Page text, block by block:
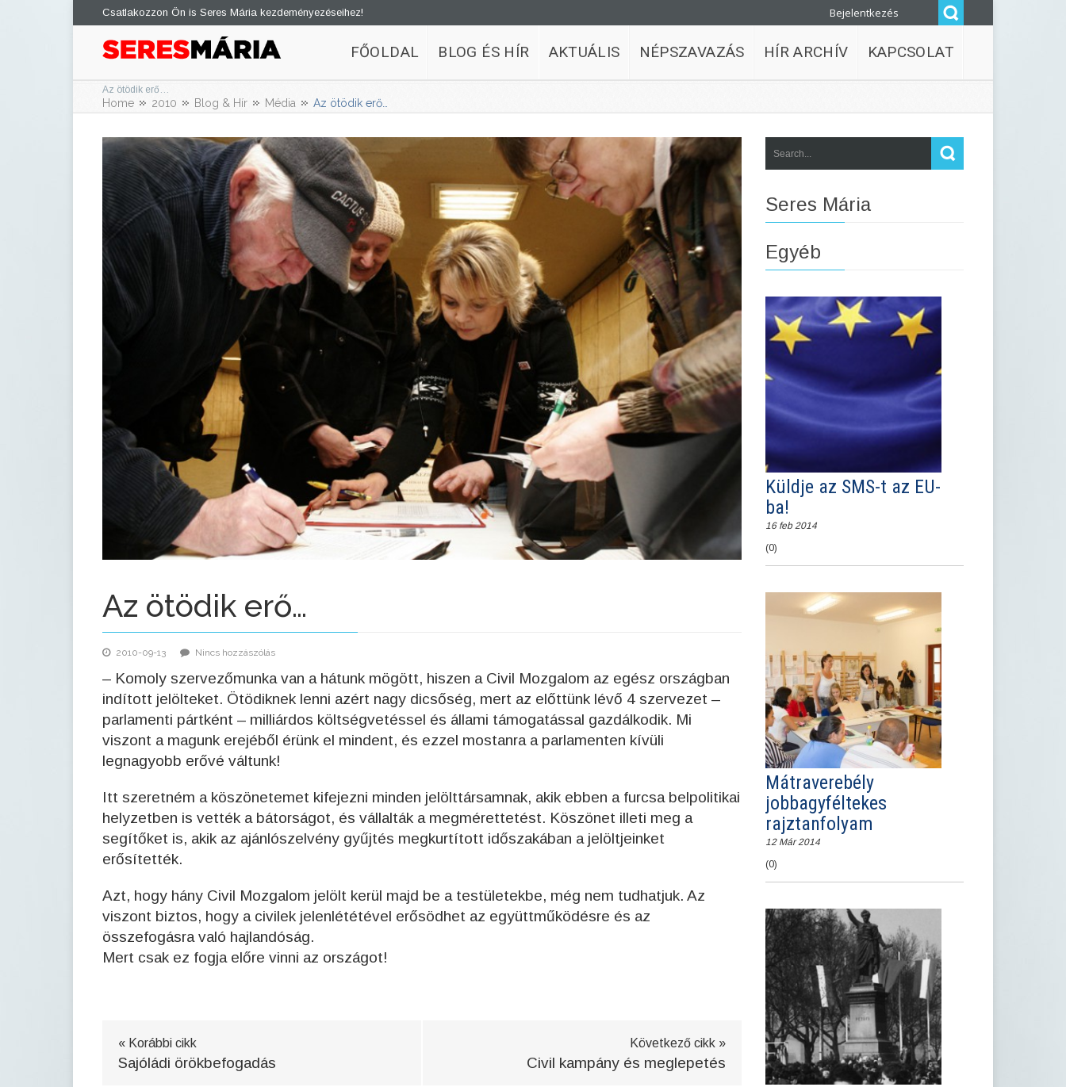
Csatlakozzon Ön is Seres Mária kezdeményezéseihez! Bejelentkezés
FŐOLDAL BLOG ÉS HÍR AKTUÁLIS NÉPSZAVAZÁS HÍR ARCHÍV KAPCSOLAT
Az ötödik erő…
Home 2010 Blog & Hír Média Az ötödik erő…
Az ötödik erő…
2010-09-13 Nincs hozzászólás
– Komoly szervezőmunka van a hátunk mögött, hiszen a Civil Mozgalom az egész országban
indított jelölteket. Ötödiknek lenni azért nagy dicsőség, mert az előttünk lévő 4 szervezet –
parlamenti pártként – milliárdos költségvetéssel és állami támogatással gazdálkodik. Mi
viszont a magunk erejéből érünk el mindent, és ezzel mostanra a parlamenten kívüli
legnagyobb erővé váltunk!
Itt szeretném a köszönetemet kifejezni minden jelölttársamnak, akik ebben a furcsa belpolitikai
helyzetben is vették a bátorságot, és vállalták a megmérettetést. Köszönet illeti meg a
segítőket is, akik az ajánlószelvény gyűjtés megkurtított időszakában a jelöltjeinket
erősítették.
Azt, hogy hány Civil Mozgalom jelölt kerül majd be a testületekbe, még nem tudhatjuk. Az
viszont biztos, hogy a civilek jelenlététével erősödhet az együttműködésre és az
összefogásra való hajlandóság.
Mert csak ez fogja előre vinni az országot!
« Korábbi cikk
Sajóládi örökbefogadás
Következő cikk »
Civil kampány és meglepetés
Seres Mária
Egyéb
Küldje az SMS-t az EU-
ba!
16 feb 2014
(0)
Mátraverebély
jobbagyféltekes
rajztanfolyam
12 Már 2014
(0)